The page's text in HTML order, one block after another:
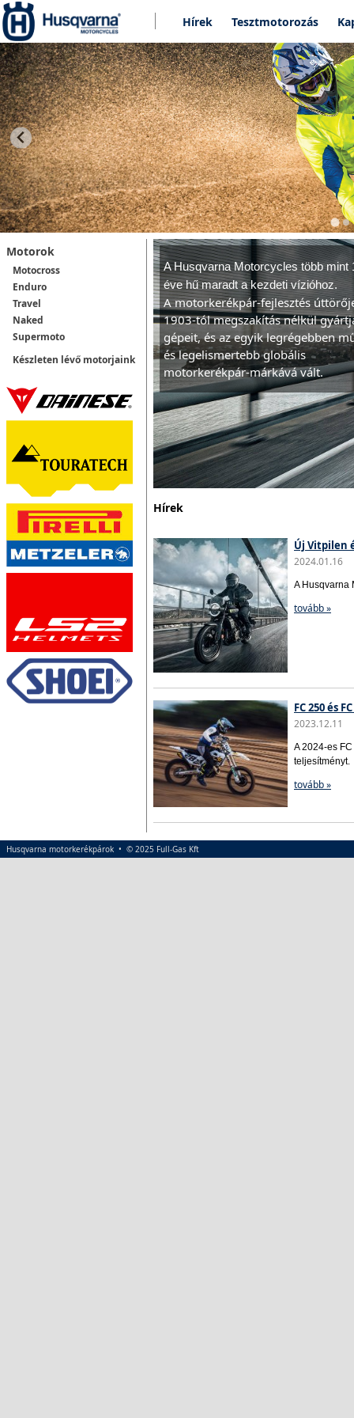
Hírek Tesztmotorozás
Motorok
Motocross
Enduro
Travel
Naked
Supermoto
Készleten lévő motorjaink
A Husqvarna Motorcycles több mint
éve hű maradt a kezdeti vízióhoz.
A motorkerékpár-fejlesztés
1903-tól megszakítás nélkül
gépeit, és az egyik legrégebben
és legelismertebb globális
motorkerékpár-márkává vált.
Hírek
Új Vitpilen
2024.01.16
A Husqvarna
tovább »
FC 250 és
2023.12.11
A 2024-es
teljesítményt.
tovább »
Husqvarna motorkerékpárok • © 2025 Full-Gas Kft